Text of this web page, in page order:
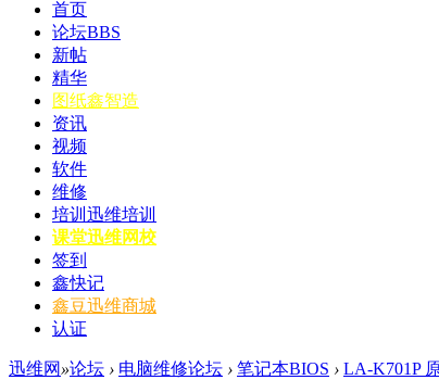
首页
论坛BBS
新帖
精华
图纸鑫智造
资讯
视频
软件
维修
培训 迅维培训
课堂迅维网校
签到
鑫快记
鑫豆迅维商城
认证
迅维网 »论坛 › 电脑维修论坛 › 笔记本BIOS › LA-K701P